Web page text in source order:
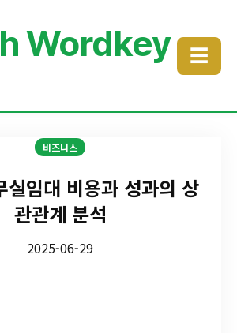
Wordkey ☰
비즈니스
실임대 비용과 성과의 상
관관계 분석
2025-06-29